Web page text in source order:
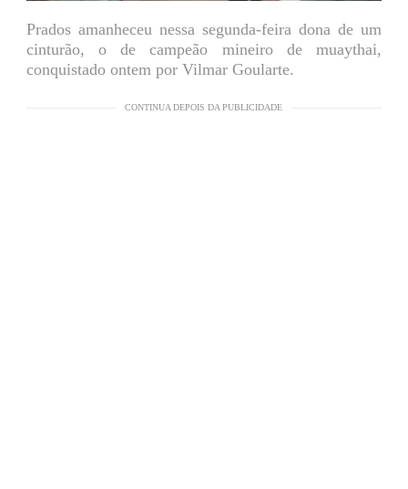
Prados amanheceu nessa segunda-feira dona de um
cinturão, o de campeão mineiro de muaythai,
conquistado ontem por Vilmar Goularte.
CONTINUA DEPOIS DA PUBLICIDADE